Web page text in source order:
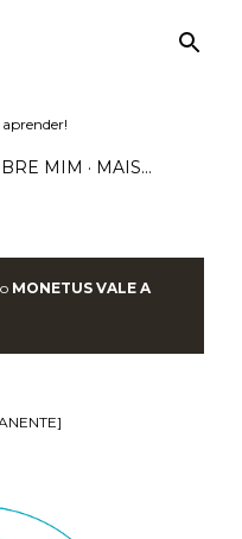
MIM MAIS…
MONETUS VALE A